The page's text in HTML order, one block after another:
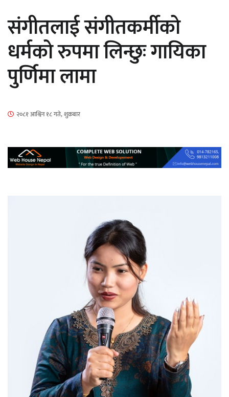
‘ईयुमा डट कम’ले बुधबारदेखि आफ्नो
हलमा छैन ‘गौँथली’को टिकट
‘आइतबारको अफिस’ को परिचर्चा सम्पन्न
अर्जुन चन्द्रको ‘संवेदनाका प्रतिध्वनि’
मुक्तकसङ्ग्रह लोकार्पण
संगीतलाई संगीतकर्मीको
धर्मको रुपमा लिन्छुः गायिका
पुर्णिमा लामा
२०८१ आश्विन १८ गते, शुक्रबार